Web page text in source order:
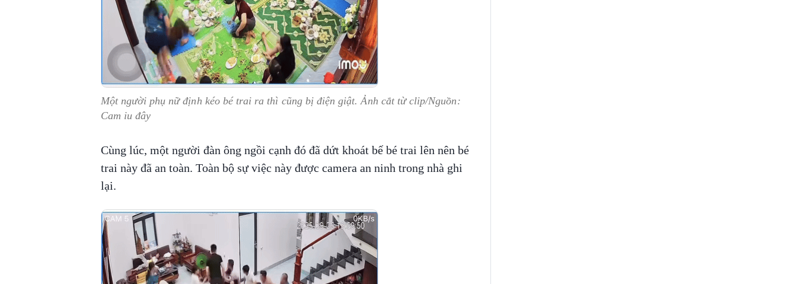
Một người phụ nữ định kéo bé trai ra thì cũng bị điện giật. Ảnh cắt từ clip/Nguồn:
Cam iu đây
Cùng lúc, một người đàn ông ngồi cạnh đó đã dứt khoát bế bé trai lên nên bé
trai này đã an toàn. Toàn bộ sự việc này được camera an ninh trong nhà ghi
lại.